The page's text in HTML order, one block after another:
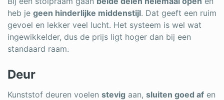
heb je geen hinderlijke middenstijl. Dat geeft een ruim
gevoel en lekker veel lucht. Het systeem is wel wat
ingewikkelder, dus de prijs ligt hoger dan bij een
standaard raam.
Deur
Kunststof deuren voelen stevig aan, sluiten goed af en